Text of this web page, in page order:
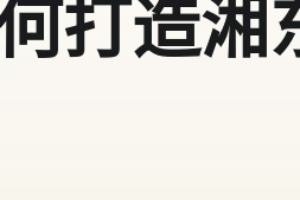
打造